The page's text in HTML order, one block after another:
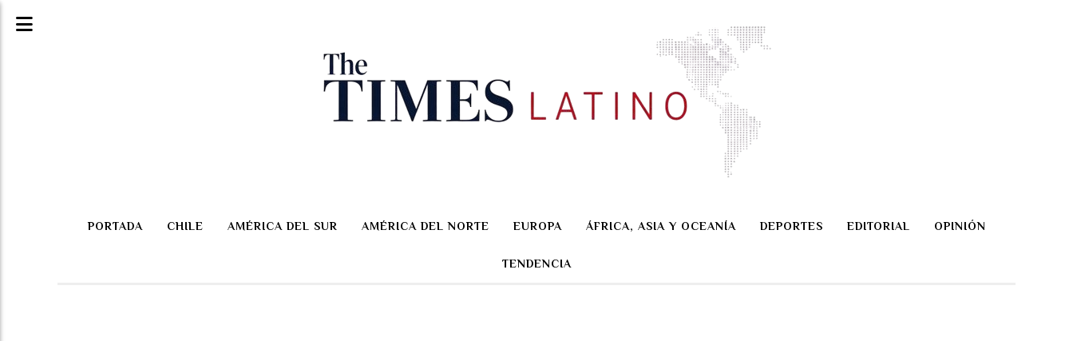
PORTADA CHILE AMÉRICA DEL SUR AMÉRICA DEL NORTE EUROPA ÁFRICA, ASIA Y OCEANÍA DEPORTES EDITORIAL OPINIÓN
TENDENCIA